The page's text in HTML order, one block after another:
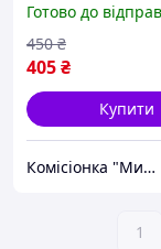
«Квіти», висота
СРСР
Готово до
405₴
450 ₴
Купити
Комісіонка "Мишенятко" - нові речі, сток, б/у
1